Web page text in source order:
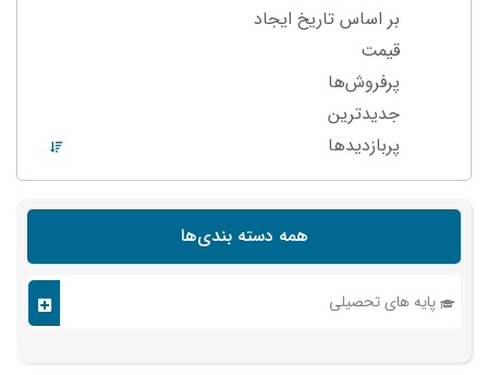
بر اساس تاریخ ایجاد
قیمت
پرفروش‌ها
جدیدترین
پربازدید‌ها
همه دسته بندی‌ها
پایه های تحصیلی